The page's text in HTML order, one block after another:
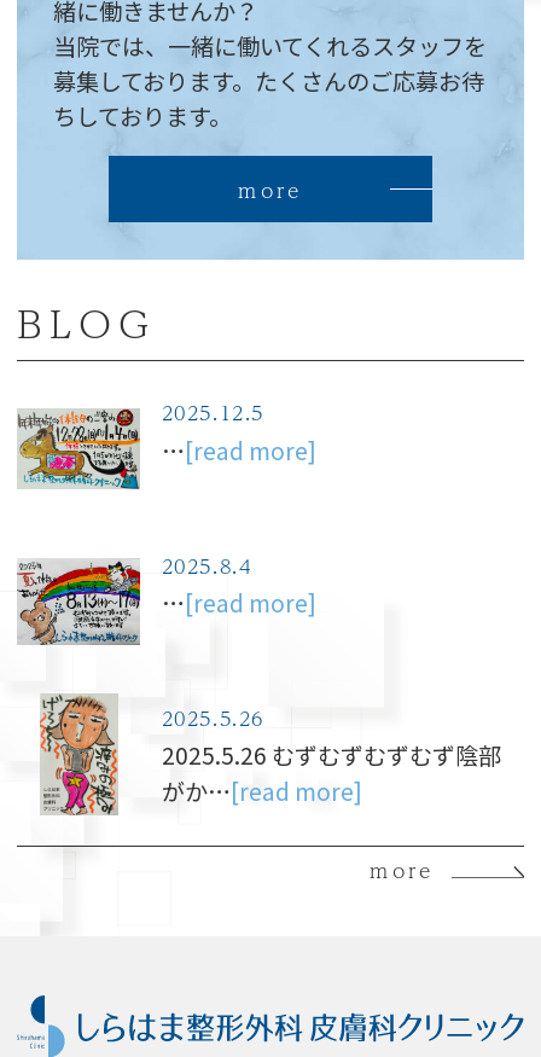
緒に働きませんか？
当院では、一緒に働いてくれるスタッフを
募集しております。たくさんのご応募お待
ちしております。
more
BLOG
2025.12.5
…[read more]
2025.8.4
…[read more]
2025.5.26
2025.5.26 むずむずむずむず陰部
がか…[read more]
more